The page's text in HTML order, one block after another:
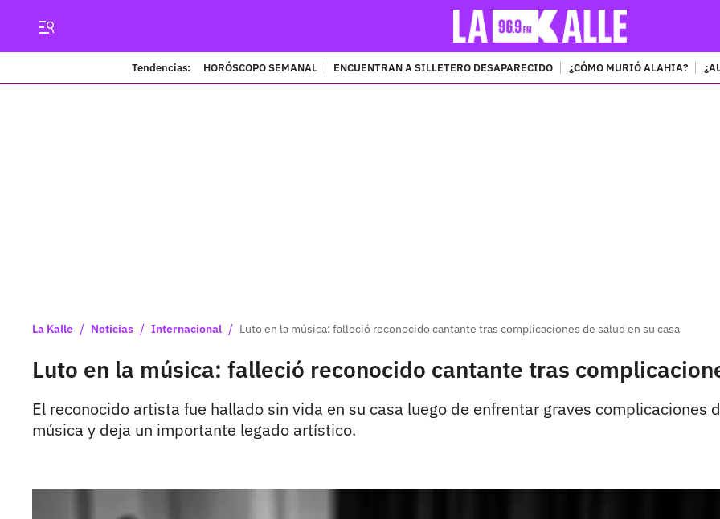
Tendencias: HORÓSCOPO SEMANAL ENCUENTRAN A SILLETERO DESAPARECIDO ¿CÓMO MURIÓ ALAHIA?
La Kalle / Noticias / Internacional / Luto en la música: falleció reconocido cantante tras complicaciones de salud en su casa
Luto en la música: falleció reconocido cantante tras
El reconocido artista fue hallado sin vida en su casa luego de enfrentar graves complicaciones
música y deja un importante legado artístico.